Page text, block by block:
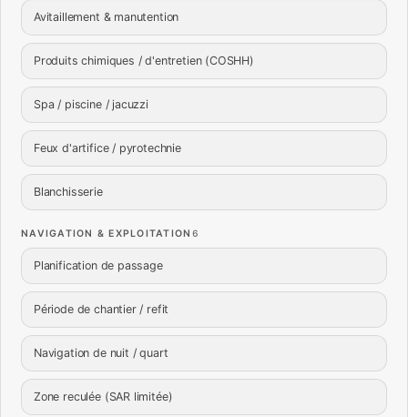
Avitaillement & manutention
Produits chimiques / d'entretien (COSHH)
Spa / piscine / jacuzzi
Feux d'artifice / pyrotechnie
Blanchisserie
NAVIGATION & EXPLOITATION 6
Planification de passage
Période de chantier / refit
Navigation de nuit / quart
Zone reculée (SAR limitée)